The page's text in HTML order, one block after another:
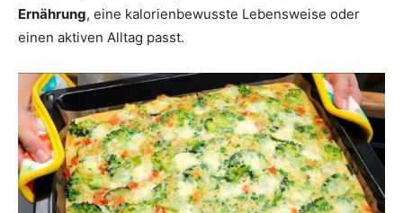
Ernährung, eine kalorienbewusste Lebensweise oder
einen aktiven Alltag passt.